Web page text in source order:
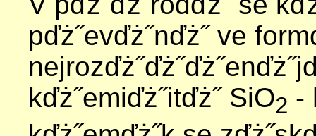
pďż˝evďż˝nďż˝ ve
kďż˝emiďż˝itďż˝ SiO2 -